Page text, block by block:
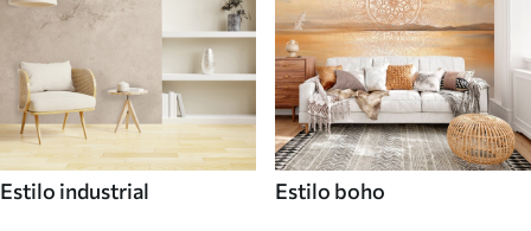
Estilo industrial Estilo boho